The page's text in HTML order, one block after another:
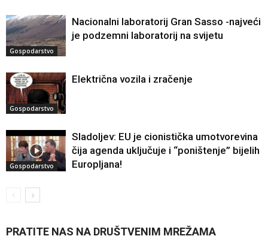
Gospodarstvo
Nacionalni laboratorij Gran Sasso -najveći
je podzemni laboratorij na svijetu
Gospodarstvo
Električna vozila i zračenje
Gospodarstvo
Sladoljev: EU je cionistička umotvorevina
čija agenda uključuje i “poništenje” bijelih
Europljana!
PRATITE NAS NA DRUŠTVENIM MREŽAMA